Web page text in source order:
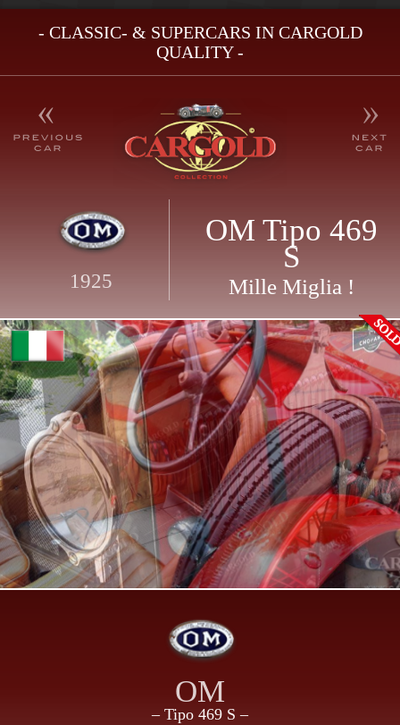
- CLASSIC- & SUPERCARS IN CARGOLD
QUALITY -
1925
OM Tipo 469
S
Mille Miglia !
OM
– Tipo 469 S –